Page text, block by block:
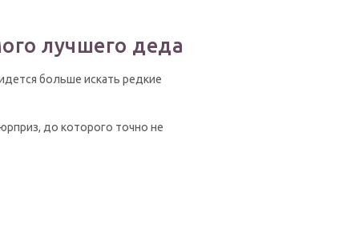
лучшего деда
больше искать редкие
до которого точно не